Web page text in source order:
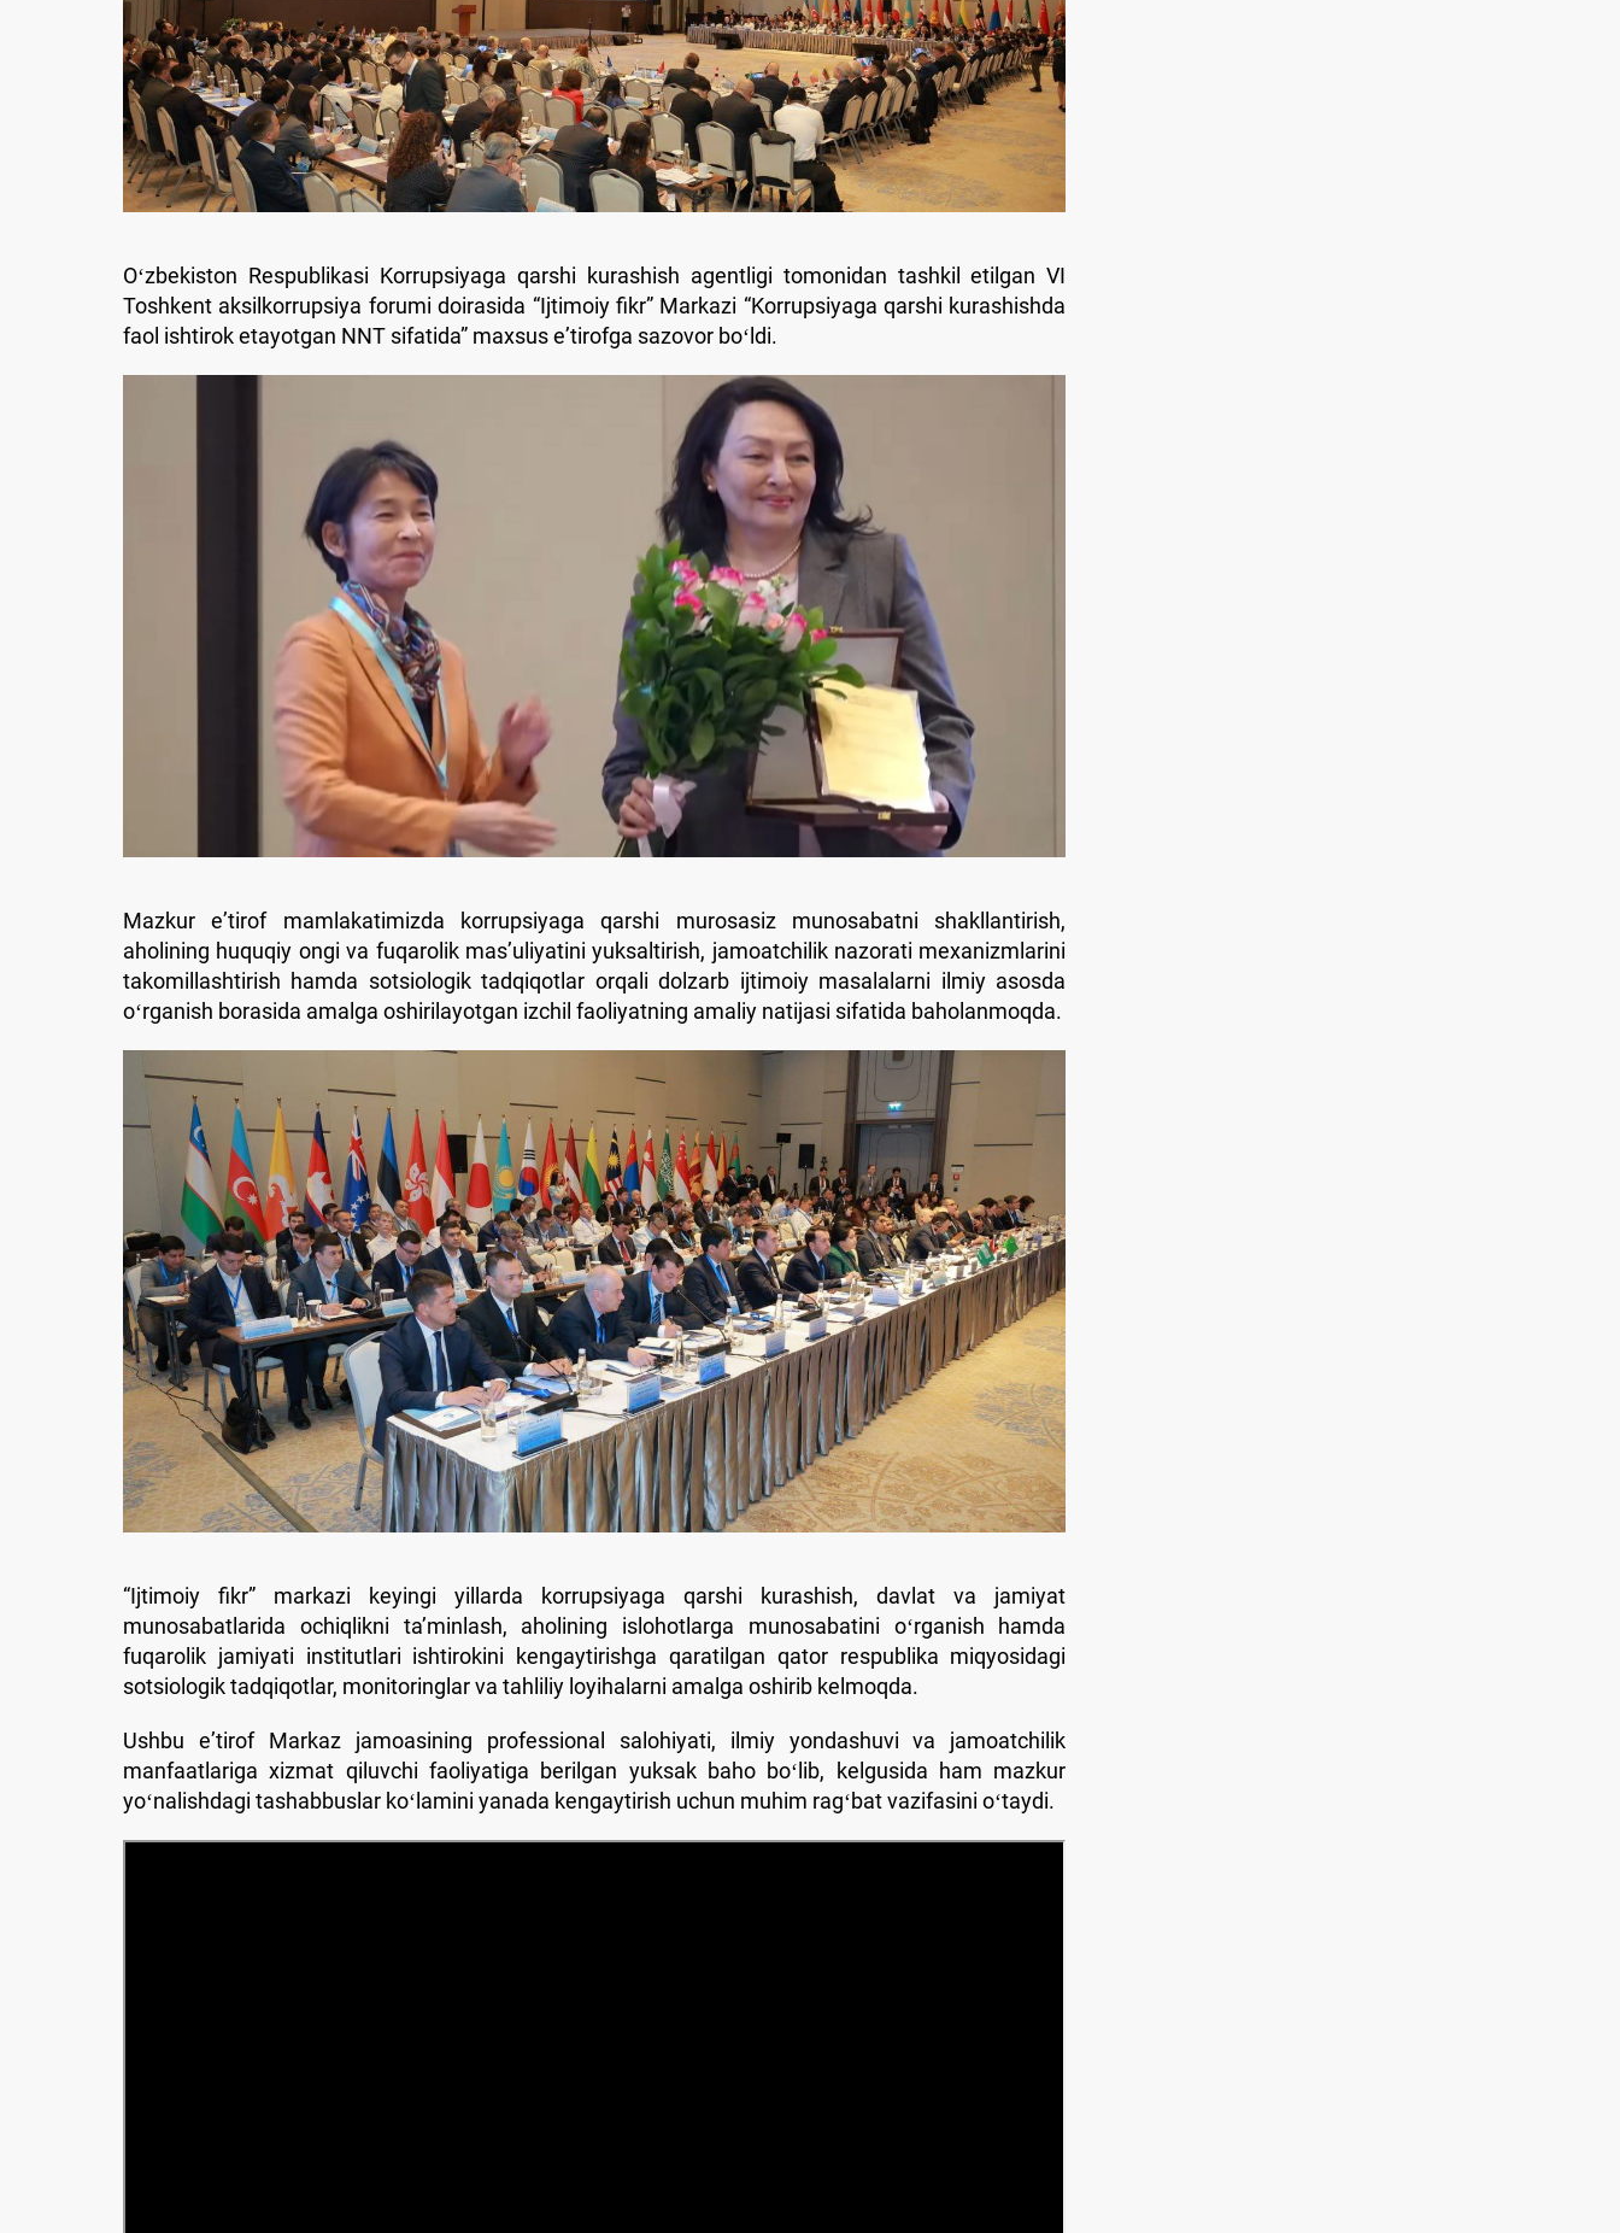
Oʻzbekiston Respublikasi Korrupsiyaga qarshi kurashish agentligi tomonidan tashkil etilgan VI
Toshkent aksilkorrupsiya forumi doirasida “Ijtimoiy fikr” Markazi “Korrupsiyaga qarshi kurashishda
faol ishtirok etayotgan NNT sifatida” maxsus eʼtirofga sazovor boʻldi.
Mazkur eʼtirof mamlakatimizda korrupsiyaga qarshi murosasiz munosabatni shakllantirish,
aholining huquqiy ongi va fuqarolik masʼuliyatini yuksaltirish, jamoatchilik nazorati mexanizmlarini
takomillashtirish hamda sotsiologik tadqiqotlar orqali dolzarb ijtimoiy masalalarni ilmiy asosda
oʻrganish borasida amalga oshirilayotgan izchil faoliyatning amaliy natijasi sifatida baholanmoqda.
“Ijtimoiy fikr” markazi keyingi yillarda korrupsiyaga qarshi kurashish, davlat va jamiyat
munosabatlarida ochiqlikni taʼminlash, aholining islohotlarga munosabatini oʻrganish hamda
fuqarolik jamiyati institutlari ishtirokini kengaytirishga qaratilgan qator respublika miqyosidagi
sotsiologik tadqiqotlar, monitoringlar va tahliliy loyihalarni amalga oshirib kelmoqda.
Ushbu eʼtirof Markaz jamoasining professional salohiyati, ilmiy yondashuvi va jamoatchilik
manfaatlariga xizmat qiluvchi faoliyatiga berilgan yuksak baho boʻlib, kelgusida ham mazkur
yoʻnalishdagi tashabbuslar koʻlamini yanada kengaytirish uchun muhim ragʻbat vazifasini oʻtaydi.